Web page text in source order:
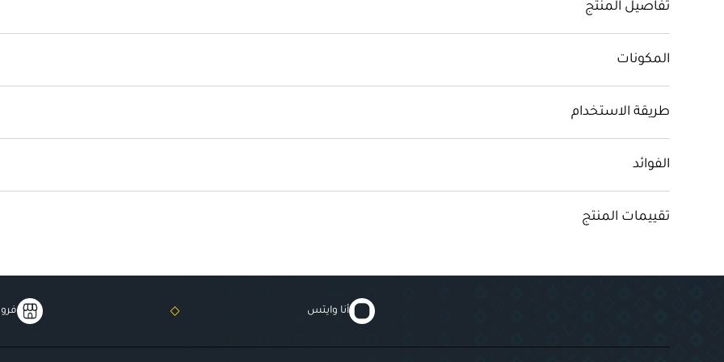
تفاصيل المنتج
المكونات
طريقة الاستخدام
الفوائد
تقييمات المنتج
أنا وايتس